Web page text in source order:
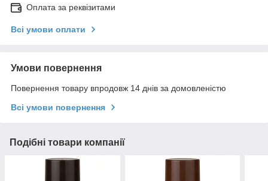
Оплата за реквізитами
Всі умови оплати
Умови повернення
Повернення товару впродовж 14 днів за домовленістю
Всі умови повернення
Подібні товари компанії